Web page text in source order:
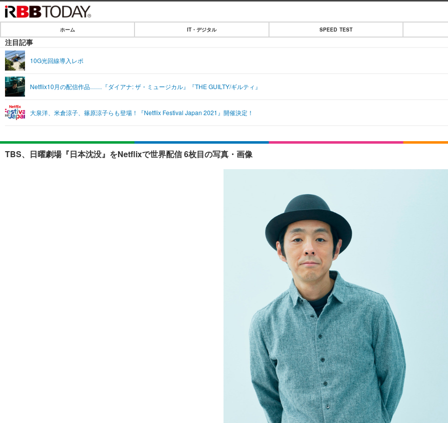
IT・デジタル
ショッピング
SPEED TEST
エンタメ
エンタメTOP
音楽
ライフ
ライフTOP
ペット
リリース一覧
ホーム IT・デジタル SPEED TEST
注目記事
10G光回線導入レポ
Netflix10月の配信作品……『ダイアナ: ザ・ミュージカル』『THE GUILTY/ギルティ』
大泉洋、米倉涼子、篠原涼子らも登場！『Netflix Festival Japan 2021』開催決定！
TBS、日曜劇場『日本沈没』をNetflixで世界配信 6枚目の写真・画像